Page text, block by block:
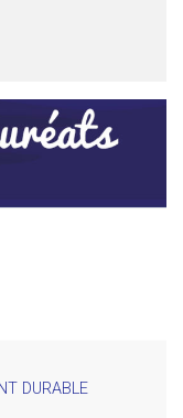
DURABLE